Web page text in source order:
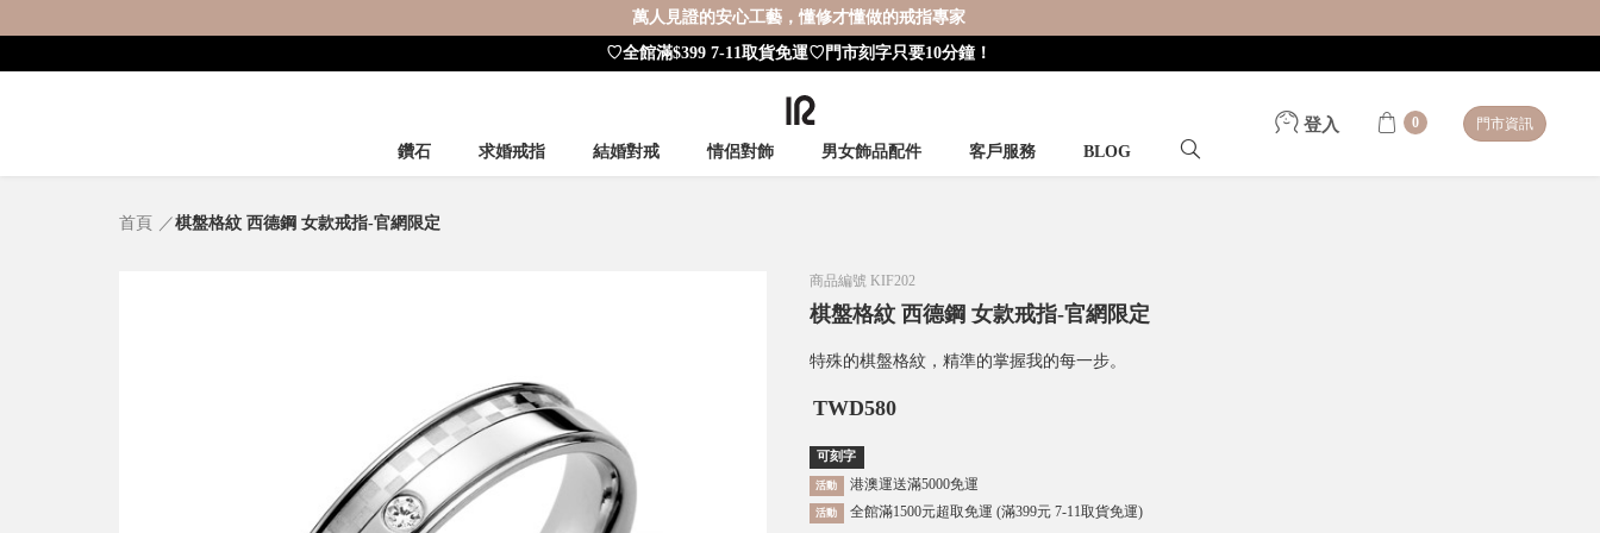
萬人見證的安心工藝，懂修才懂做的戒指專家
♡全館滿$399 7-11取貨免運♡門市刻字只要10分鐘！
鑽石 求婚戒指 結婚對戒 情侶對飾 男女飾品配件 客戶服務 BLOG
登入 0 門市資訊
首頁 棋盤格紋 西德鋼 女款戒指-官網限定
商品編號 KIF202
棋盤格紋 西德鋼 女款戒指-官網限定
特殊的棋盤格紋，精準的掌握我的每一步。
TWD580
可刻字
活動 港澳運送滿5000免運
活動 全館滿1500元超取免運 (滿399元 7-11取貨免運)